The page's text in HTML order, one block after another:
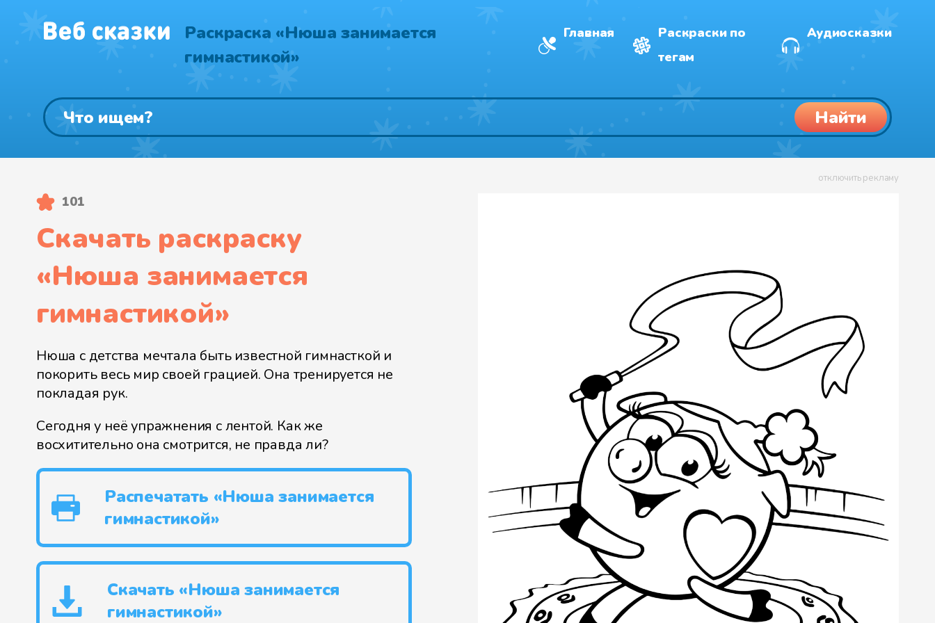
Раскраска «Нюша занимается
гимнастикой»
Главная
Раскраски по
тегам
Аудиосказки
Найти
отключить рекламу
101
Скачать раскраску
«Нюша занимается
гимнастикой»
Нюша с детства мечтала быть известной гимнасткой и
покорить весь мир своей грацией. Она тренируется не
покладая рук.
Сегодня у неё упражнения с лентой. Как же
восхитительно она смотрится, не правда ли?
Распечатать «Нюша занимается
гимнастикой»
Скачать «Нюша занимается
гимнастикой»